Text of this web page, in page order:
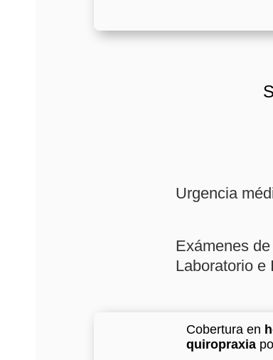
Urgencia
Exámenes de
Laboratorio e
Cobertura en
quiropraxia